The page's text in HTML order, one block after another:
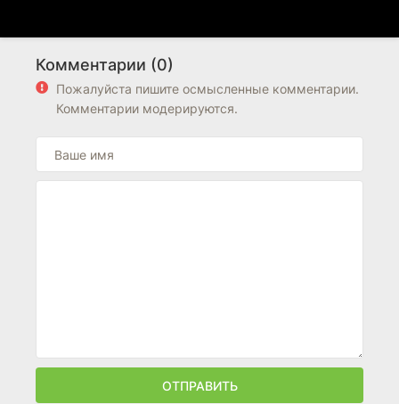
Комментарии (0)
Пожалуйста пишите осмысленные комментарии.
Комментарии модерируются.
ОТПРАВИТЬ